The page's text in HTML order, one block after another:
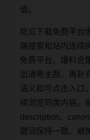
值。
吃瓜下载免费平台
端搜索和站内连续
免费平台、爆料合
出清晰主题，再补
语义和可点击入口
续浏览同类内容。
description、
键词保持一致，避